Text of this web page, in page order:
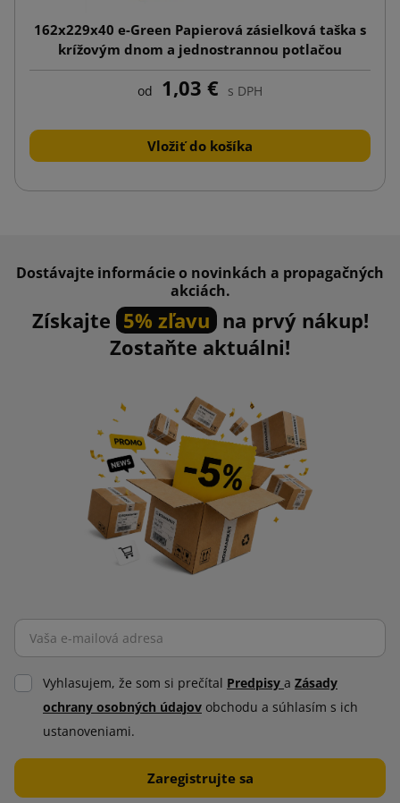
162x229x40 e-Green Papierová zásielková taška s
krížovým dnom a jednostrannou potlačou
od 1,03 € s DPH
Vložiť do košíka
Dostávajte informácie o novinkách a propagačných
akciách.
Získajte 5% zľavu na prvý nákup!
Zostaňte aktuálni!
Vyhlasujem, že som si prečítal Predpisy a Zásady
ochrany osobných údajov obchodu a súhlasím s ich
ustanoveniami.